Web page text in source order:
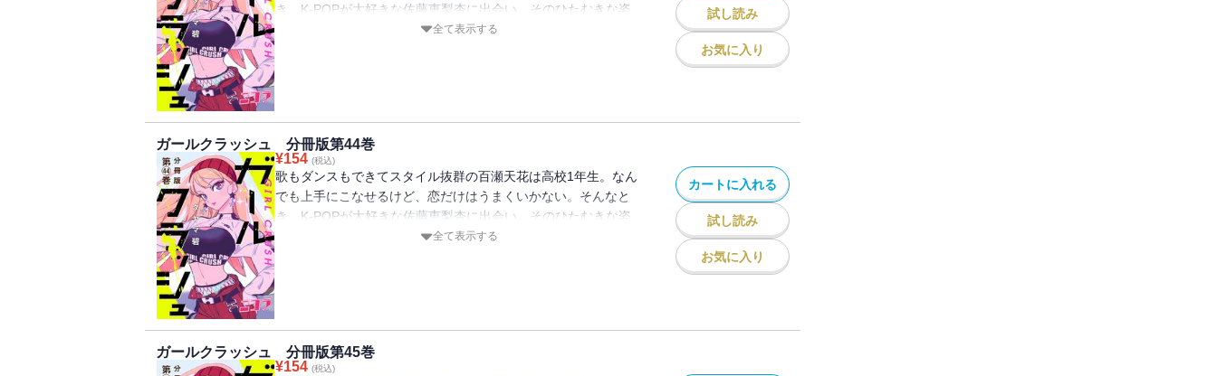
き、K-POPが大好きな佐藤恵梨杏に出会い、そのひたむきな姿
に目がくらんで――。少女たちの青春は、K-POPアイドルの夢
全て表示する
試し読み
お気に入り
ガールクラッシュ 分冊版第44巻
¥154 (税込)
歌もダンスもできてスタイル抜群の百瀬天花は高校1年生。なん
でも上手にこなせるけど、恋だけはうまくいかない。そんなと
き、K-POPが大好きな佐藤恵梨杏に出会い、そのひたむきな姿
に目がくらんで――。少女たちの青春は、K-POPアイドルの夢
全て表示する
カートに入れる
試し読み
お気に入り
ガールクラッシュ 分冊版第45巻
¥154 (税込)